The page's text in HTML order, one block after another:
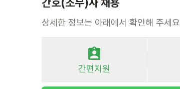
상세한 정보는 아래에서 확인해 주세요
간편지원